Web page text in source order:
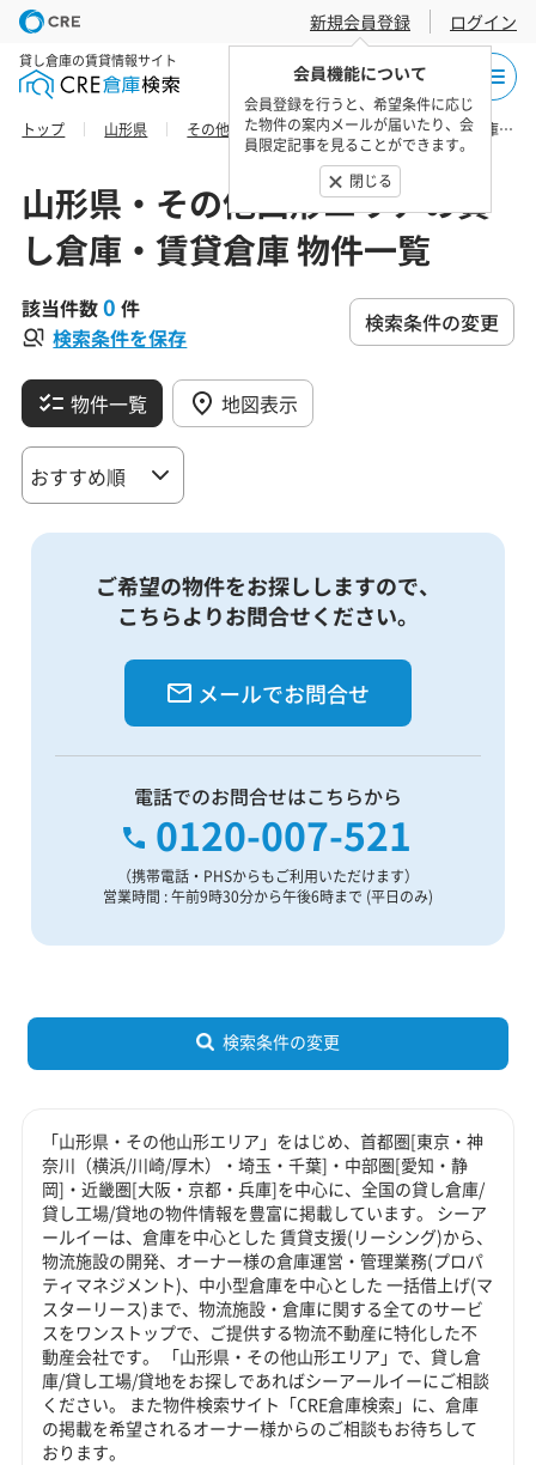
新規会員登録
会員機能について
会員登録を行うと、希望条件に応じ
た物件の案内メールが届いたり、会
員限定記事を見ることができます。
閉じる
ログイン
貸し倉庫の賃貸情報サイト
トップ 山形県 その他山形エリア 最上郡戸沢村の貸し倉庫・賃貸倉庫 物件一覧
山形県・その他山形エリアの貸
し倉庫・賃貸倉庫 物件一覧
該当件数0 件
検索条件を保存
検索条件の変更
物件一覧 地図表示
ご希望の物件をお探ししますので、
こちらよりお問合せください。
メールでお問合せ
電話でのお問合せはこちらから
0120-007-521
（携帯電話・PHSからもご利用いただけます）
営業時間 : 午前9時30分から午後6時まで (平日のみ)
検索条件の変更
「山形県・その他山形エリア」をはじめ、首都圏[東京・神
奈川（横浜/川崎/厚木）・埼玉・千葉]・中部圏[愛知・静
岡]・近畿圏[大阪・京都・兵庫]を中心に、全国の貸し倉庫/
貸し工場/貸地の物件情報を豊富に掲載しています。 シーア
ールイーは、倉庫を中心とした 賃貸支援(リーシング)から、
物流施設の開発、オーナー様の倉庫運営・管理業務(プロパ
ティマネジメント)、中小型倉庫を中心とした 一括借上げ(マ
スターリース)まで、物流施設・倉庫に関する全てのサービ
スをワンストップで、ご提供する物流不動産に特化した不
動産会社です。 「山形県・その他山形エリア」で、貸し倉
庫/貸し工場/貸地をお探しであればシーアールイーにご相談
ください。 また物件検索サイト「CRE倉庫検索」に、倉庫
の掲載を希望されるオーナー様からのご相談もお待ちして
おります。